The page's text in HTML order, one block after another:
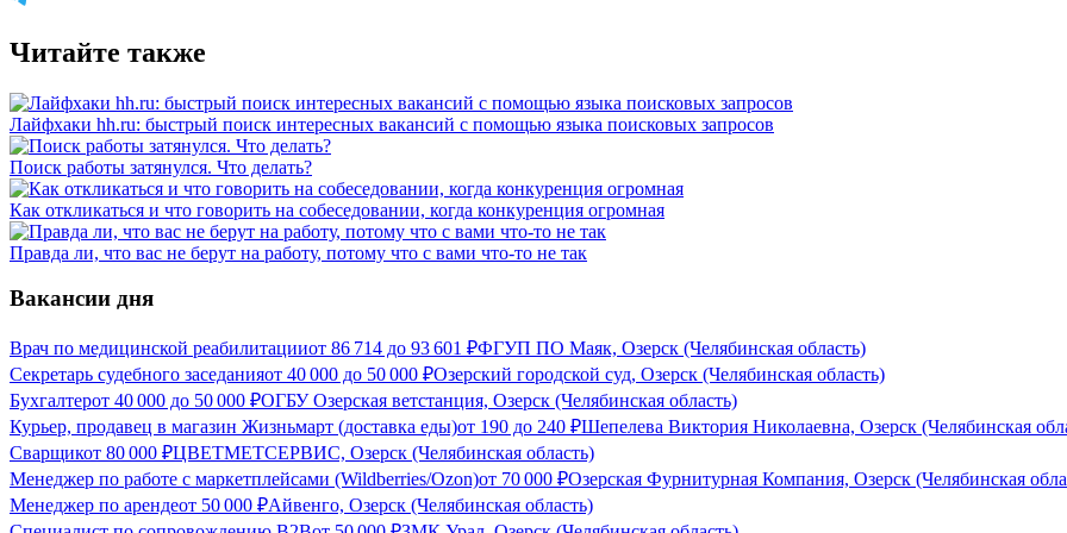
Читайте также
Лайфхаки hh.ru: быстрый поиск интересных вакансий с помощью языка поисковых запросов
Поиск работы затянулся. Что делать?
Как откликаться и что говорить на собеседовании, когда конкуренция огромная
Правда ли, что вас не берут на работу, потому что с вами что-то не так
Вакансии дня
Врач по медицинской реабилитацииот 86 714 до 93 601 ₽ФГУП ПО Маяк, Озерск (Челябинская область)
Секретарь судебного заседанияот 40 000 до 50 000 ₽Озерский городской суд, Озерск (Челябинская область)
Бухгалтерот 40 000 до 50 000 ₽ОГБУ Озерская ветстанция, Озерск (Челябинская область)
Курьер, продавец в магазин Жизньмарт (доставка еды)от 190 до 240 ₽Шепелева Виктория Николаевна, Озерск (Челябинская
Сварщикот 80 000 ₽ЦВЕТМЕТСЕРВИС, Озерск (Челябинская область)
Менеджер по работе с маркетплейсами (Wildberries/Ozon)от 70 000 ₽Озерская Фурнитурная Компания, Озерск (Челябинская
Менеджер по арендеот 50 000 ₽Айвенго, Озерск (Челябинская область)